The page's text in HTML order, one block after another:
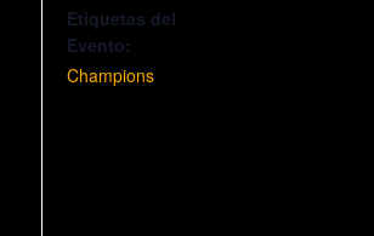
Etiquetas del
Evento:
Champions